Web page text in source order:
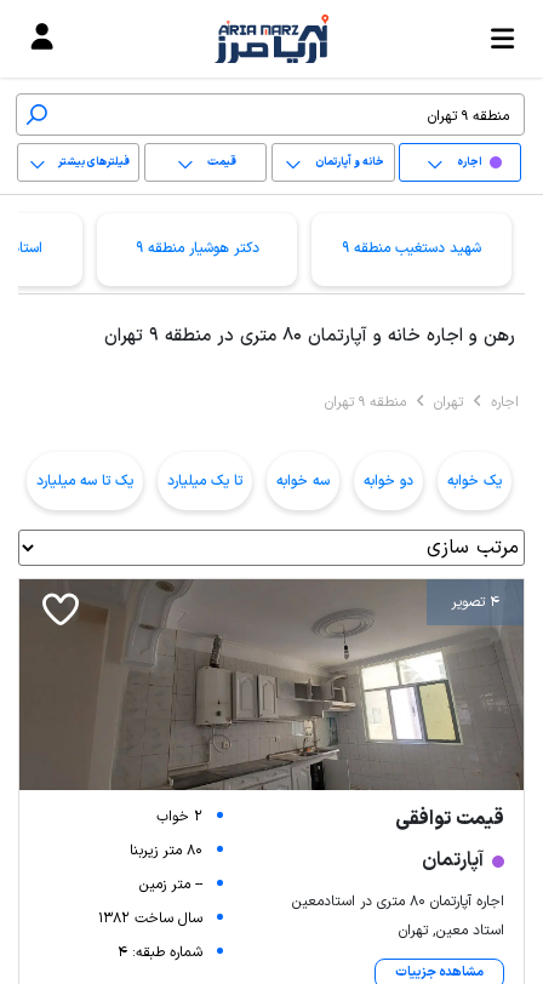
اجاره خانه و آپارتمان قیمت فیلترهای بیشتر
پاک کردن محدوده
شهید دستغیب منطقه 9 دکتر هوشیار منطقه 9 استاد
رهن و اجاره خانه و آپارتمان 80 متری در منطقه 9 تهران
اجاره تهران منطقه 9 تهران
یک خوابه دو خوابه سه خوابه تا یک میلیارد یک تا سه میلیارد
4 تصویر
قیمت توافقی
آپارتمان
اجاره آپارتمان ۸۰ متری در استادمعین
استاد معین, تهران
مشاهده جزییات
2 خواب
80 متر زیربنا
-- متر زمین
سال ساخت 1382
شماره طبقه: 4